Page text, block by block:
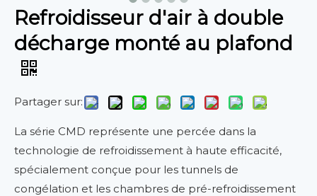
Refroidisseur d'air à double
décharge monté au plafond
Partager sur:
La série CMD représente une percée dans la
technologie de refroidissement à haute efficacité,
spécialement conçue pour les tunnels de
congélation et les chambres de pré-refroidissement